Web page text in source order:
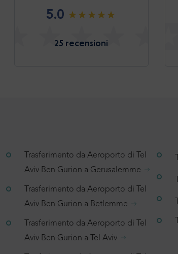
5.0
25 recensioni
Trasferimento da Aeroporto di Tel
Aviv Ben Gurion a Gerusalemme
Trasferimento da Aeroporto di Tel
Aviv Ben Gurion a Betlemme
Trasferimento da Aeroporto di Tel
Aviv Ben Gurion a Tel Aviv